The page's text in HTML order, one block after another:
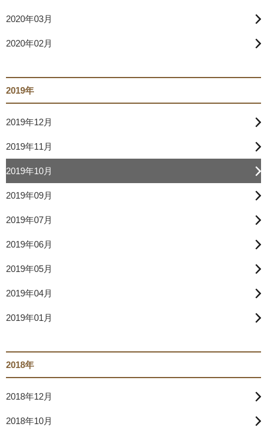
2020年03月
2020年02月
2019年
2019年12月
2019年11月
2019年10月
2019年09月
2019年07月
2019年06月
2019年05月
2019年04月
2019年01月
2018年
2018年12月
2018年10月